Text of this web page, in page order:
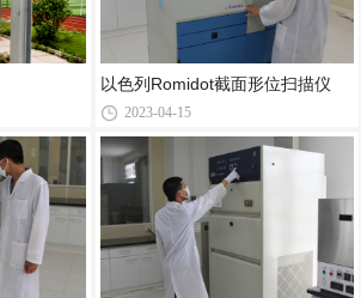
以色列Romidot截面形位扫描仪
2023-04-15